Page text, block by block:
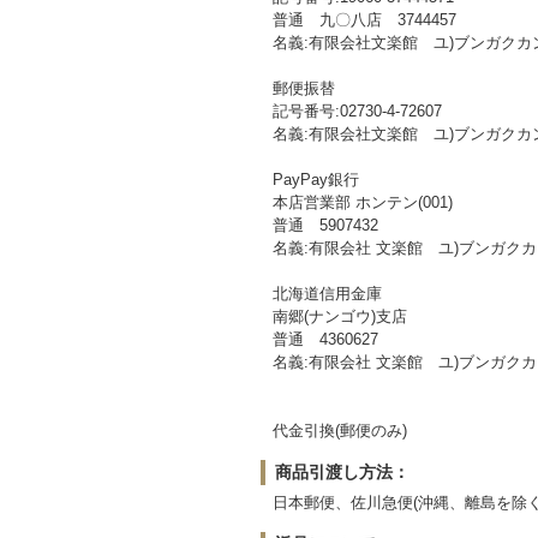
普通 九〇八店 3744457
名義:有限会社文楽館 ユ)ブンガクカ
郵便振替
記号番号:02730-4-72607
名義:有限会社文楽館 ユ)ブンガクカ
PayPay銀行
本店営業部 ホンテン(001)
普通 5907432
名義:有限会社 文楽館 ユ)ブンガ
北海道信用金庫
南郷(ナンゴウ)支店
普通 4360627
名義:有限会社 文楽館 ユ)ブンガクカ
代金引換(郵便のみ)
商品引渡し方法：
日本郵便、佐川急便(沖縄、離島を除